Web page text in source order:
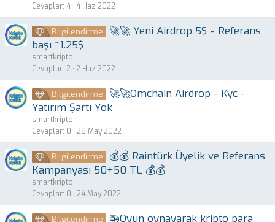
Cevaplar 4 4 Haz 2022
Bilgilendirme
🚀🚀 Yeni Airdrop 5$ - Referans
başı ~1.25$
smartkripto
Cevaplar 2 2 Haz 2022
Bilgilendirme
🚀🚀Omchain Airdrop - Kyc -
Yatırım Şartı Yok
smartkripto
Cevaplar 0 28 May 2022
Bilgilendirme
💰💰 Raintürk Üyelik ve Referans
Kampanyası 50+50 TL 💰💰
smartkripto
Cevaplar 0 24 May 2022
Bilgilendirme
🚁Oyun oynayarak kripto para